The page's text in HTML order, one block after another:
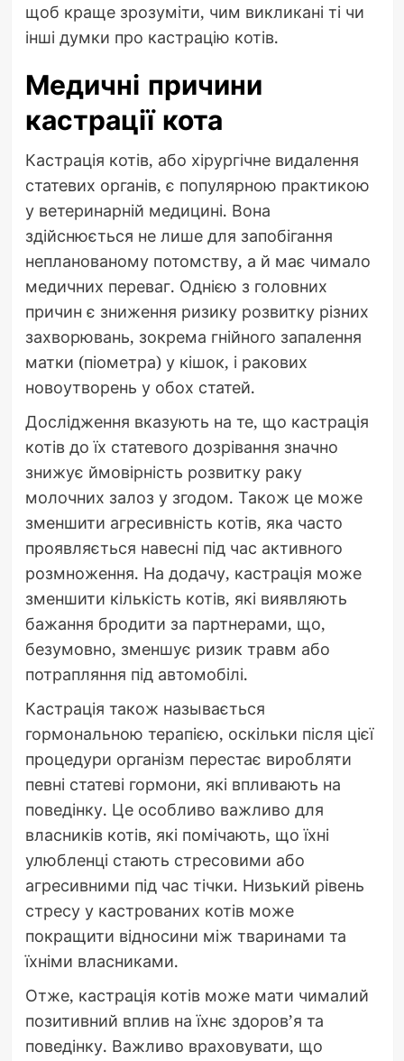
щоб краще зрозуміти, чим викликані ті чи
інші думки про кастрацію котів.
Медичні причини
кастрації кота
Кастрація котів, або хірургічне видалення
статевих органів, є популярною практикою
у ветеринарній медицині. Вона
здійснюється не лише для запобігання
непланованому потомству, а й має чимало
медичних переваг. Однією з головних
причин є зниження ризику розвитку різних
захворювань, зокрема гнійного запалення
матки (піометра) у кішок, і ракових
новоутворень у обох статей.
Дослідження вказують на те, що кастрація
котів до їх статевого дозрівання значно
знижує ймовірність розвитку раку
молочних залоз у згодом. Також це може
зменшити агресивність котів, яка часто
проявляється навесні під час активного
розмноження. На додачу, кастрація може
зменшити кількість котів, які виявляють
бажання бродити за партнерами, що,
безумовно, зменшує ризик травм або
потрапляння під автомобілі.
Кастрація також называється
гормональною терапією, оскільки після цієї
процедури організм перестає виробляти
певні статеві гормони, які впливають на
поведінку. Це особливо важливо для
власників котів, які помічають, що їхні
улюбленці стають стресовими або
агресивними під час тічки. Низький рівень
стресу у кастрованих котів може
покращити відносини між тваринами та
їхніми власниками.
Отже, кастрація котів може мати чималий
позитивний вплив на їхнє здоров’я та
поведінку. Важливо враховувати, що